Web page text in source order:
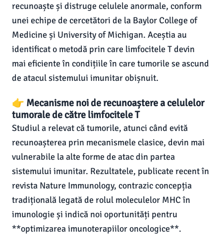
recunoaște și distruge celulele anormale, conform
unei echipe de cercetători de la Baylor College of
Medicine și University of Michigan. Aceștia au
identificat o metodă prin care limfocitele T devin
mai eficiente în condițiile în care tumorile se ascund
de atacul sistemului imunitar obișnuit.
👉 Mecanisme noi de recunoaștere a celulelor
tumorale de către limfocitele T
Studiul a relevat că tumorile, atunci când evită
recunoașterea prin mecanismele clasice, devin mai
vulnerabile la alte forme de atac din partea
sistemului imunitar. Rezultatele, publicate recent în
revista Nature Immunology, contrazic concepția
tradițională legată de rolul moleculelor MHC în
imunologie și indică noi oportunități pentru
**optimizarea imunoterapiilor oncologice**.